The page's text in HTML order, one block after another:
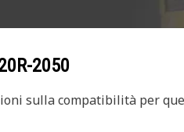
2050
sulla compatibilità per